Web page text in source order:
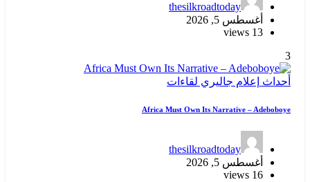
thesilkroadtoday
أغسطس 5, 2026
13 views
3
أحداث إعلام جاليري لقاءات
Africa Must Own Its Narrative – Adeboboye
thesilkroadtoday
أغسطس 5, 2026
16 views